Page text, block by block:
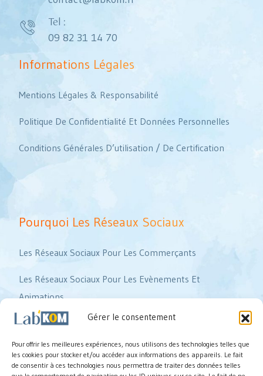
Gérer le consentement
Pour offrir les meilleures expériences, nous utilisons des technologies telles que
les cookies pour stocker et/ou accéder aux informations des appareils. Le fait
de consentir à ces technologies nous permettra de traiter des données telles
Tel :
09 82 31 14 70
Informations Légales
Mentions Légales & Responsabilité
Politique De Confidentialité Et Données Personnelles
Conditions Générales D’utilisation / De Certification
Pourquoi Les Réseaux Sociaux
Les Réseaux Sociaux Pour Les Commerçants
Les Réseaux Sociaux Pour Les Evènements Et
Animations
Les Réseaux Sociaux Pour Les Artisans Et Métiers
Manuels
Les Réseaux Sociaux Pour Les Coachs Et Formateurs